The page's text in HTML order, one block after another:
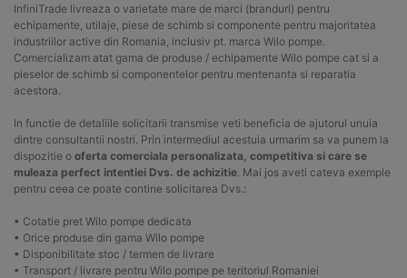
InfiniTrade livreaza o varietate mare de marci (branduri) pentru
echipamente, utilaje, piese de schimb si componente pentru majoritatea
industriilor active din Romania, inclusiv pt. marca Wilo pompe.
Comercializam atat gama de produse / echipamente Wilo pompe cat si a
pieselor de schimb si componentelor pentru mentenanta si reparatia
acestora.
In functie de detaliile solicitarii transmise veti beneficia de ajutorul unuia
dintre consultantii nostri. Prin intermediul acestuia urmarim sa va punem la
dispozitie o oferta comerciala personalizata, competitiva si care se
muleaza perfect intentiei Dvs. de achizitie . Mai jos aveti cateva exemple
pentru ceea ce poate contine solicitarea Dvs.:
• Cotatie pret Wilo pompe dedicata
• Orice produse din gama Wilo pompe
• Disponibilitate stoc / termen de livrare
• Transport / livrare pentru Wilo pompe pe teritoriul Romaniei